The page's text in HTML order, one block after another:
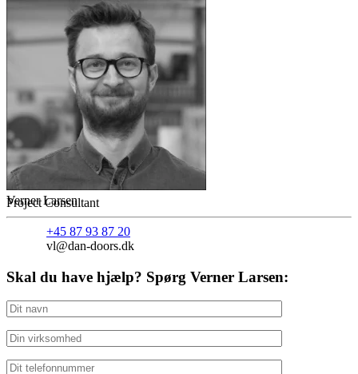
Verner Larsen
Project Consultant
+45 87 93 87 20
vl@dan-doors.dk
Skal du have hjælp? Spørg Verner Larsen: